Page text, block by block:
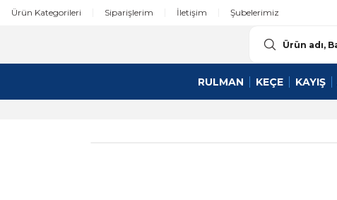
Ürün Kategorileri Siparişlerim İletişim Şubelerimiz
RULMAN KEÇE KAYIŞ